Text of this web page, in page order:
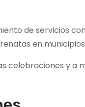
de servicios
en
celebraciones y a